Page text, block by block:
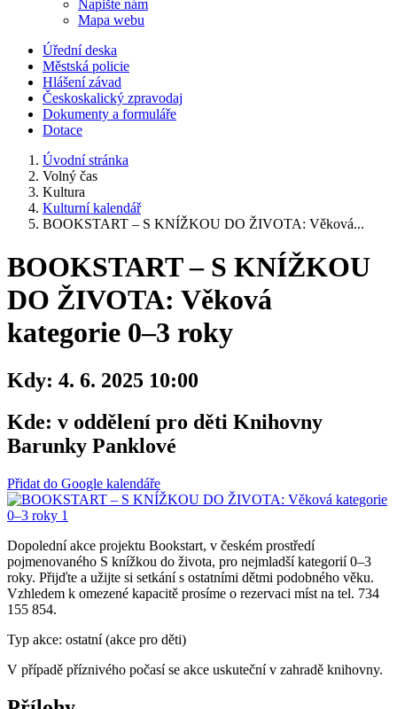
Napište nám
Mapa webu
Úřední deska
Městská policie
Hlášení závad
Českoskalický zpravodaj
Dokumenty a formuláře
Dotace
Úvodní stránka
Volný čas
Kultura
Kulturní kalendář
BOOKSTART – S KNÍŽKOU DO ŽIVOTA: Věková...
BOOKSTART – S KNÍŽKOU
DO ŽIVOTA: Věková
kategorie 0–3 roky
Kdy: 4. 6. 2025 10:00
Kde: v oddělení pro děti Knihovny
Barunky Panklové
Přidat do Google kalendáře
Dopolední akce projektu Bookstart, v českém prostředí
pojmenovaného S knížkou do života, pro nejmladší kategorií 0–3
roky. Přijďte a užijte si setkání s ostatními dětmi podobného věku.
Vzhledem k omezené kapacitě prosíme o rezervaci míst na tel. 734
155 854.
Typ akce: ostatní (akce pro děti)
V případě příznivého počasí se akce uskuteční v zahradě knihovny.